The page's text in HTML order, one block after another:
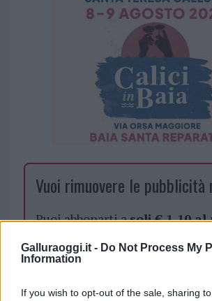
Galluraoggi.it - Do Not Process My
Information
If you wish to opt-out of the sale, sharing
Vuoi rimuovere le pubblicità
Puoi abbonarti asoli € 1,10 al